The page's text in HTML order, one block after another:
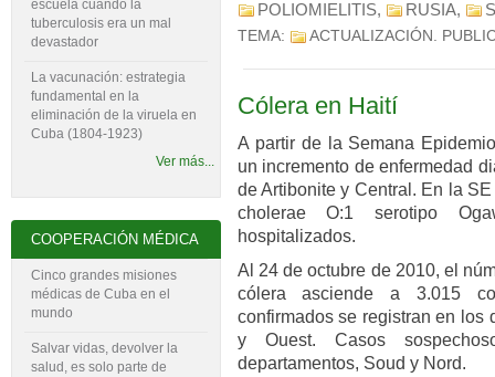
POLIOMIELITIS, RUSIA,
TEMA: ACTUALIZACIÓN .
Cólera en Haití
A partir de la Semana
un incremento de enfermedad
de Artibonite y Central. En la
cholerae O:1 serotipo
hospitalizados.
Al 24 de octubre de 2010, el
cólera asciende a 3.015
confirmados se registran en los
y Ouest. Casos
departamentos, Soud y Nord.
escuela cuando la
tuberculosis era un mal
devastador
La vacunación: estrategia
fundamental en la
eliminación de la viruela en
Cuba (1804-‍1923)
Ver más...
COOPERACIÓN MÉDICA
Cinco grandes misiones
médicas de Cuba en el
mundo
Salvar vidas, devolver la
salud, es solo parte de